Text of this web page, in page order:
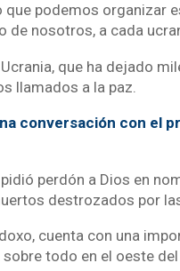
que podemos organizar
de nosotros, a cada
que ha dejado
llamados a la paz.
conversación con el
perdón a Dios en
destrozados por
cuenta con una
todo en el oeste del